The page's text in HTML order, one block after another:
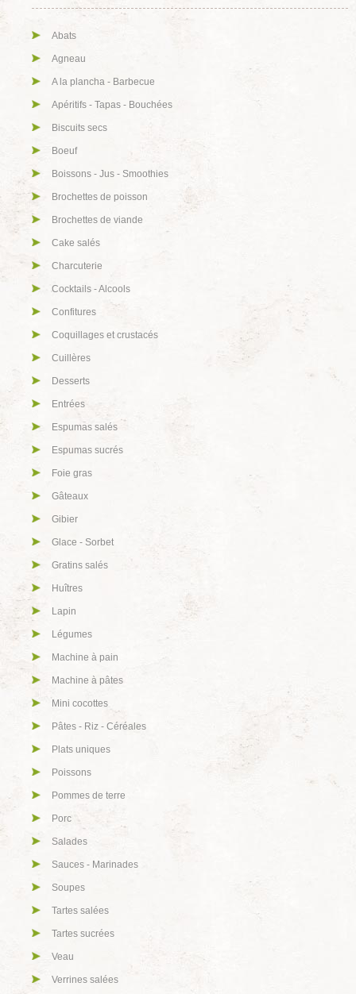
Abats
Agneau
A la plancha - Barbecue
Apéritifs - Tapas - Bouchées
Biscuits secs
Boeuf
Boissons - Jus - Smoothies
Brochettes de poisson
Brochettes de viande
Cake salés
Charcuterie
Cocktails - Alcools
Confitures
Coquillages et crustacés
Cuillères
Desserts
Entrées
Espumas salés
Espumas sucrés
Foie gras
Gâteaux
Gibier
Glace - Sorbet
Gratins salés
Huîtres
Lapin
Légumes
Machine à pain
Machine à pâtes
Mini cocottes
Pâtes - Riz - Céréales
Plats uniques
Poissons
Pommes de terre
Porc
Salades
Sauces - Marinades
Soupes
Tartes salées
Tartes sucrées
Veau
Verrines salées